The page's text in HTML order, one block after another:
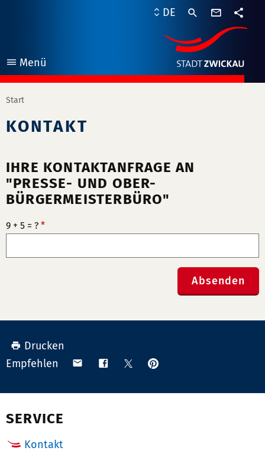
Menü
öffnen
DE
Start
KONTAKT
IHRE KONTAKTANFRAGE AN
"PRESSE- UND OBER-
BÜRGERMEISTERBÜRO"
9 + 5 = ? *
Absenden
Drucken
Empfehlen
Teilen Teilen TeilenAnpinnen
SERVICE
Kontakt